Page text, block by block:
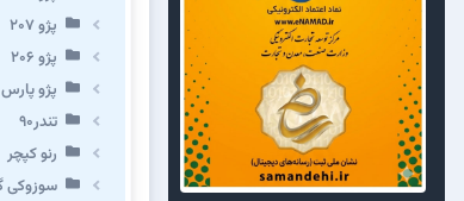
پژو ۲۰۷
پژو ۲۰۶
پژو پارس و
تندر۹۰
رنو کپچر
سوزوکی